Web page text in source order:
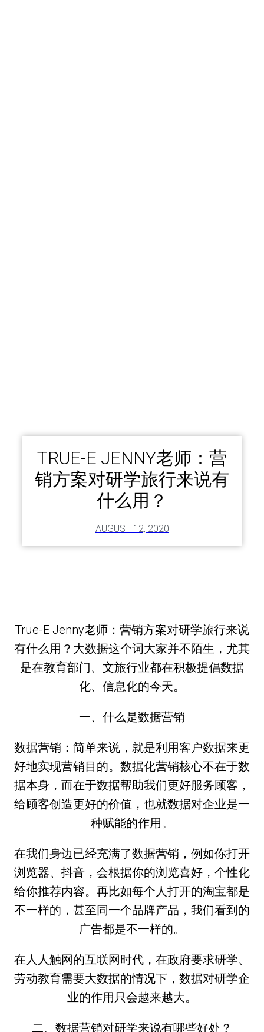
TRUE-E JENNY老师：营
销方案对研学旅行来说有
什么用？
AUGUST 12, 2020
True-E Jenny老师：营销方案对研学旅行来说
有什么用？大数据这个词大家并不陌生，尤其
是在教育部门、文旅行业都在积极提倡数据
化、信息化的今天。
一、什么是数据营销
数据营销：简单来说，就是利用客户数据来更
好地实现营销目的。数据化营销核心不在于数
据本身，而在于数据帮助我们更好服务顾客，
给顾客创造更好的价值，也就数据对企业是一
种赋能的作用。
在我们身边已经充满了数据营销，例如你打开
浏览器、抖音，会根据你的浏览喜好，个性化
给你推荐内容。再比如每个人打开的淘宝都是
不一样的，甚至同一个品牌产品，我们看到的
广告都是不一样的。
在人人触网的互联网时代，在政府要求研学、
劳动教育需要大数据的情况下，数据对研学企
业的作用只会越来越大。
二、数据营销对研学来说有哪些好处？